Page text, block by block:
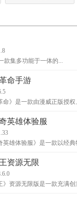
款集多功能于一体的...
命手游
命》是一款由漫威正版授权
英雄体验服
英雄体验服》是一款以经典
资源无限
》资源无限版是一款充满创